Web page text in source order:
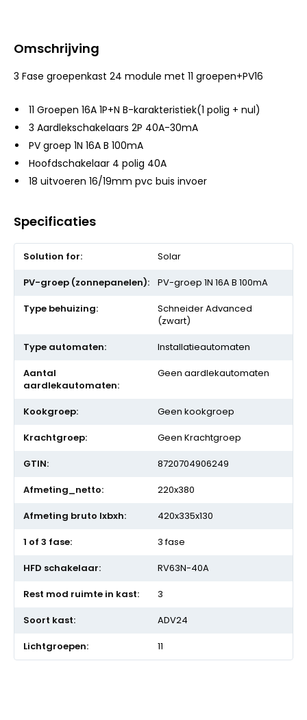
Specificaties
Meer
informatie
Solar
PV-groep 1N 16A B 100mA
Schneider Advanced
(zwart)
Installatieautomaten
Geen aardlekautomaten
Geen kookgroep
Geen Krachtgroep
8720704906249
220x380
420x335x130
3 fase
RV63N-40A
3
ADV24
11
Omschrijving
3 Fase groepenkast 24 module met 11 groepen+PV16
11 Groepen 16A 1P+N B-karakteristiek(1 polig + nul)
3 Aardlekschakelaars 2P 40A-30mA
PV groep 1N 16A B 100mA
Hoofdschakelaar 4 polig 40A
18 uitvoeren 16/19mm pvc buis invoer